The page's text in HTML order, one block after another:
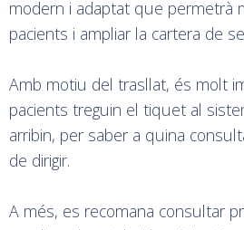
modern i adaptat que permetrà
pacients i ampliar la cartera de
Amb motiu del trasllat, és molt
pacients treguin el tiquet al
arribin, per saber a quina
de dirigir.
A més, es recomana consultar